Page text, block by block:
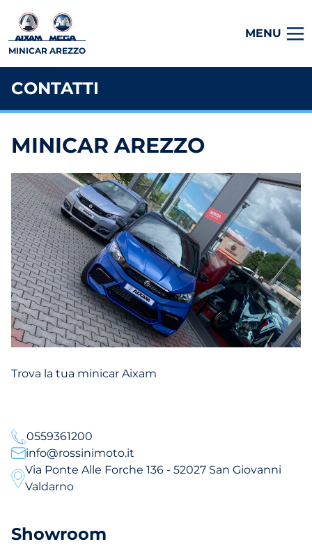
MINICAR AREZZO
MENU
CONTATTI
MINICAR AREZZO
Trova la tua minicar Aixam
0559361200
info@rossinimoto.it
Via Ponte Alle Forche 136 - 52027 San Giovanni
Valdarno
Showroom